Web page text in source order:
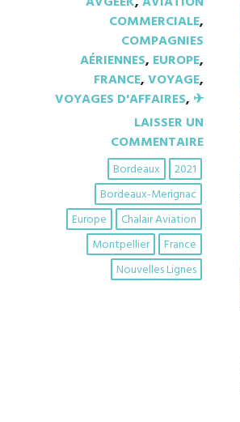
COMMERCIALE,
COMPAGNIES
AÉRIENNES, EUROPE,
FRANCE,VOYAGE,
VOYAGES D'AFFAIRES, ✈︎
LAISSER UN
COMMENTAIRE
2021
Bordeaux
Bordeaux-Merignac
Chalair Aviation
Europe
France
Montpellier
Nouvelles Lignes